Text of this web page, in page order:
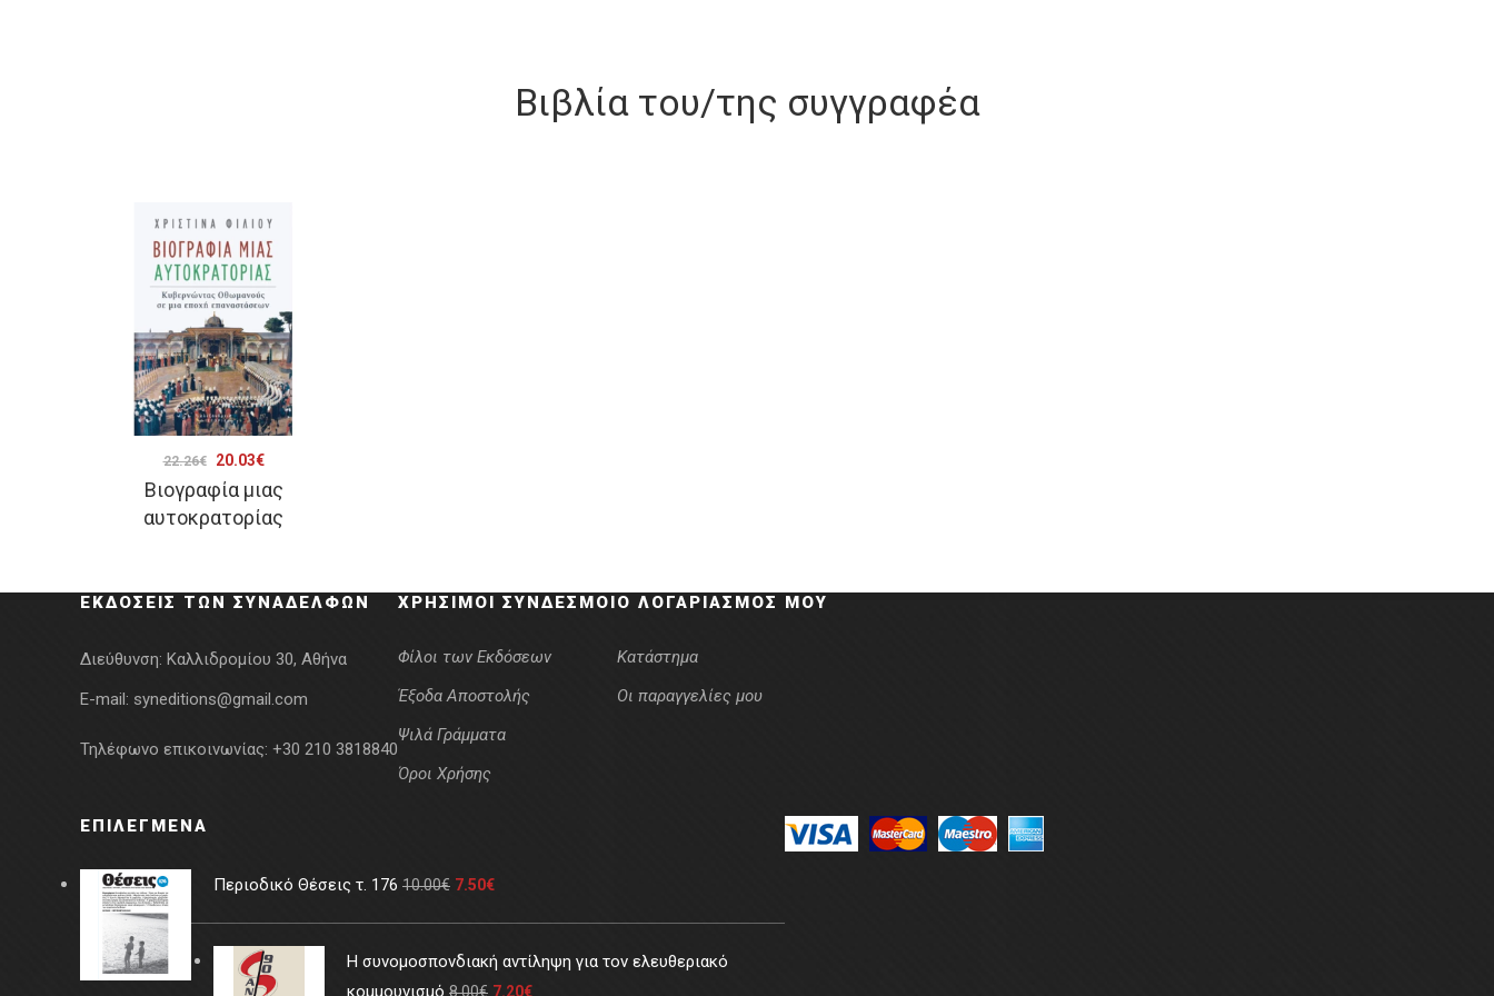
Βιβλία του/της συγγραφέα
Βιογραφία μιας
αυτοκρατορίας
22.26€
Original
price
was:
20.03€Η
τρέχουσα
τιμή
ΕΚΔΌΣΕΙΣ ΤΩΝ ΣΥΝΑΔΈΛΦΩΝ
Διεύθυνση: Καλλιδρομίου 30, Αθήνα
E-mail: syneditions@gmail.com
Τηλέφωνο επικοινωνίας: +30 210 3818840
ΧΡΉΣΙΜΟΙ ΣΎΝΔΕΣΜΟΙ
Φίλοι των Εκδόσεων
Έξοδα Αποστολής
Ψιλά Γράμματα
Όροι Χρήσης
Ο ΛΟΓΑΡΙΑΣΜΌΣ ΜΟΥ
Κατάστημα
Οι παραγγελίες μου
ΕΠΙΛΕΓΜΈΝΑ
Περιοδικό Θέσεις τ. 176 10.00€ 7.50€
Η συνομοσπονδιακή αντίληψη για τον ελευθεριακό
κομμουνισμό 8.00€ 7.20€